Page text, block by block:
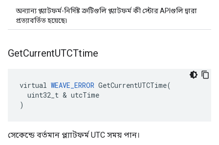
অন্যান্য প্ল্যাটফর্ম-নির্দিষ্ট ত্রুটিগুলি প্ল্যাটফর্ম কী স্টোর APIগুলি দ্বারা
প্রত্যাবর্তিত হয়েছে৷
GetCurrentUTCTtime
virtual WEAVE_ERROR GetCurrentUTCTime(
  uint32_t & utcTime
)
সেকেন্ডে বর্তমান প্ল্যাটফর্ম UTC সময় পান।